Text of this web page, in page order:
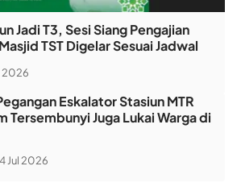
Jadi T3, Sesi Siang Pengajian
TST Digelar Sesuai Jadwal
2026
Eskalator Stasiun MTR
Tersembunyi Juga Lukai Warga di
Jul 2026